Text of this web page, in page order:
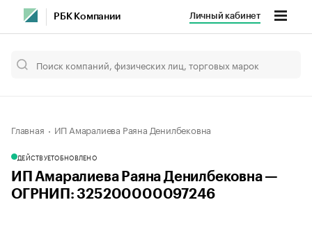
РБК Компании Личный кабинет
Главная ИП Амаралиева Раяна Денилбековна
ДЕЙСТВУЕТОБНОВЛЕНО
ИП Амаралиева Раяна Денилбековна —
ОГРНИП: 325200000097246